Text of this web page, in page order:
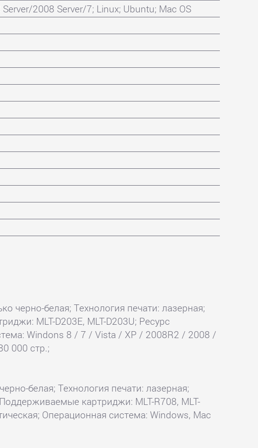
2008 Server/7; Linux; Ubuntu; Mac OS
черно-белая; Технология печати: лазерная;
MLT-D203E, MLT-D203U; Ресурс
Windons 8 / 7 / Vista / XP / 2008R2 / 2008 /
000 стр.;
белая; Технология печати: лазерная;
картриджи: MLT-R708, MLT-
Операционная система: Windows, Mac